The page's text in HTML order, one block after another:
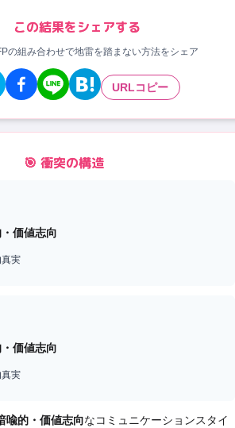
この結果をシェアする
の組み合わせで地雷を踏まない方法をシェア
URLコピー
🎯 衝突の構造
価値志向
実
価値志向
実
喩的・価値志向なコミュニケーションスタイ